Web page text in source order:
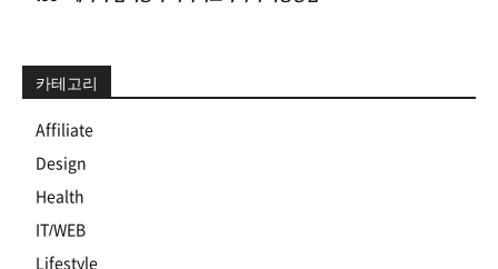
카테고리
Affiliate
Design
Health
IT/WEB
Lifestyle